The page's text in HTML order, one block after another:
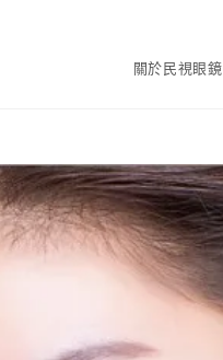
關於民視眼鏡